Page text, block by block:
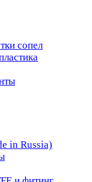
сопел
in Russia)